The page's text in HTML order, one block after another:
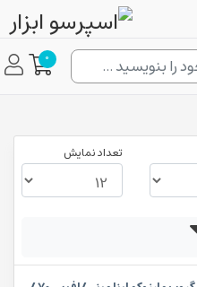
0
تعداد نمایش